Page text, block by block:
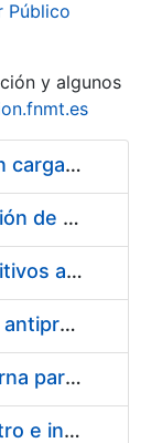
Público
y algunos
Pliego condiciones optimización cargas compras firmado
Acuerdo marco para la fabricación de piezas
Suministro de Protectores Auditivos a medida para las personas trabajadoras de los Centros de Trabajo de Madrid y Burgos
Suministro de gafas graduadas antiproyecciones para los trabajadores de la FNMT-RCM en los centros de trabajo de Madrid y Burgos
Servicios de una empresa externa para el asesoramiento y resolución de los recursos de alzada que se presentan relacionados con procesos de selección para la FNMT-RCM
Acuerdo marco para el suministro e instalación de persianas, estores y otros complementos